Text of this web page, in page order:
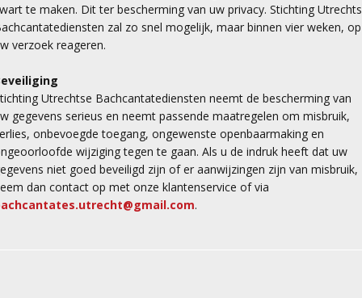
te maken. Dit ter bescherming van uw privacy. Stichting
zal zo snel mogelijk, maar binnen vier weken, op
verzoek reageren.
Utrechtse Bachcantatediensten neemt de bescherming van
gegevens serieus en neemt passende maatregelen om misbruik,
onbevoegde toegang, ongewenste openbaarmaking en
wijziging tegen te gaan. Als u de indruk heeft dat uw
niet goed beveiligd zijn of er aanwijzingen zijn van misbruik,
dan contact op met onze klantenservice of via
.